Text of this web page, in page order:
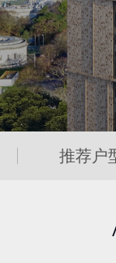
推荐户